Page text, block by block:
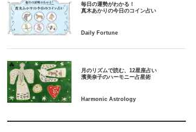
毎日の運勢がわかる！
月のリズムで読む、12星座占い